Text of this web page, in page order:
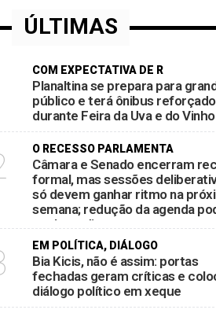
bancada na CLDF
em convenção no Ulysses
para ampliar representação em
nomes para a Câmara
e do Vinho
espaço para decisões
ÚLTIMAS
COM EXPECTATIVA DE R
Planaltina se prepara para
público e terá ônibus
durante Feira da Uva e do Vinho
O RECESSO PARLAMENTA
Câmara e Senado encerram
formal, mas sessões
só devem ganhar ritmo na
semana; redução da agenda
acelerar disputas por pautas
das eleições
EM POLÍTICA, DIÁLOGO
Bia Kicis, não é assim: portas
fechadas geram críticas e
diálogo político em xeque